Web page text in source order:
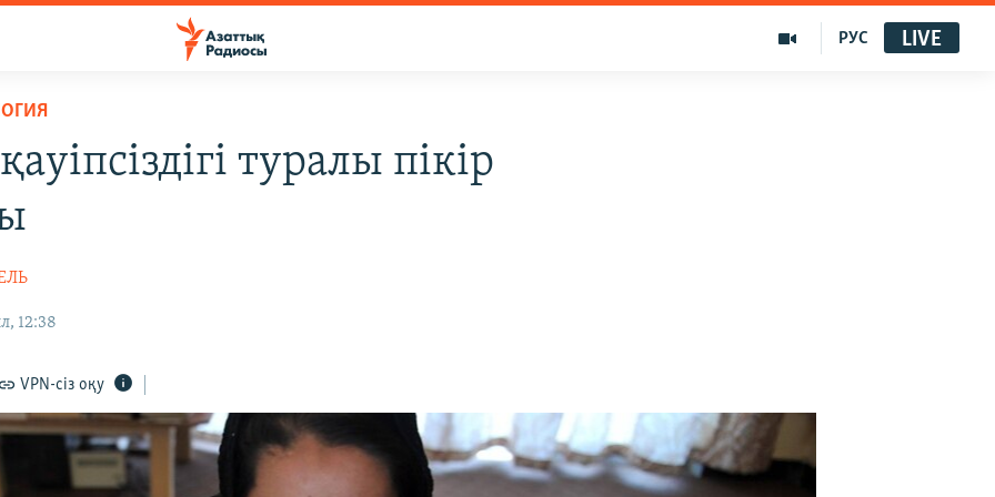
РУС LIVE
туралы пікір
12:38
VPN-сіз оқу